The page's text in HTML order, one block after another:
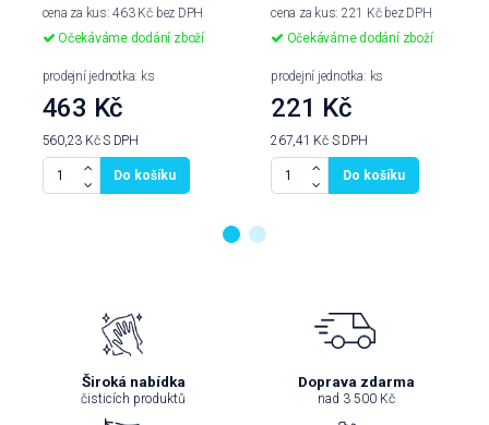
cena za kus: 463 Kč bez DPH
Očekáváme dodání zboží
prodejní jednotka: ks
463 Kč
560,23 KčS DPH
Do košíku
cena za kus: 221 Kč bez DPH
Očekáváme dodání zboží
prodejní jednotka: ks
221 Kč
267,41 Kč S DPH
Do košíku
Široká nabídka
čisticích produktů
Doprava zdarma
nad 3 500 Kč